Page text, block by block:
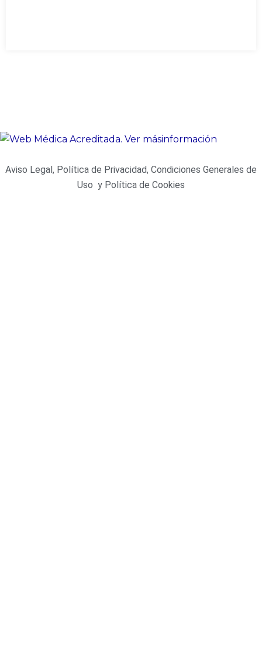
Aviso Legal, Política de Privacidad, Condiciones Generales de
Uso y Política de Cookies